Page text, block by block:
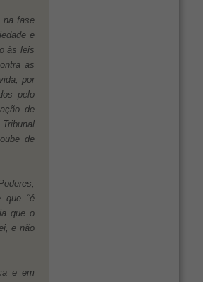
na fase
e
às leis
as
por
pelo
de
de
que “é
que o
e não
e em